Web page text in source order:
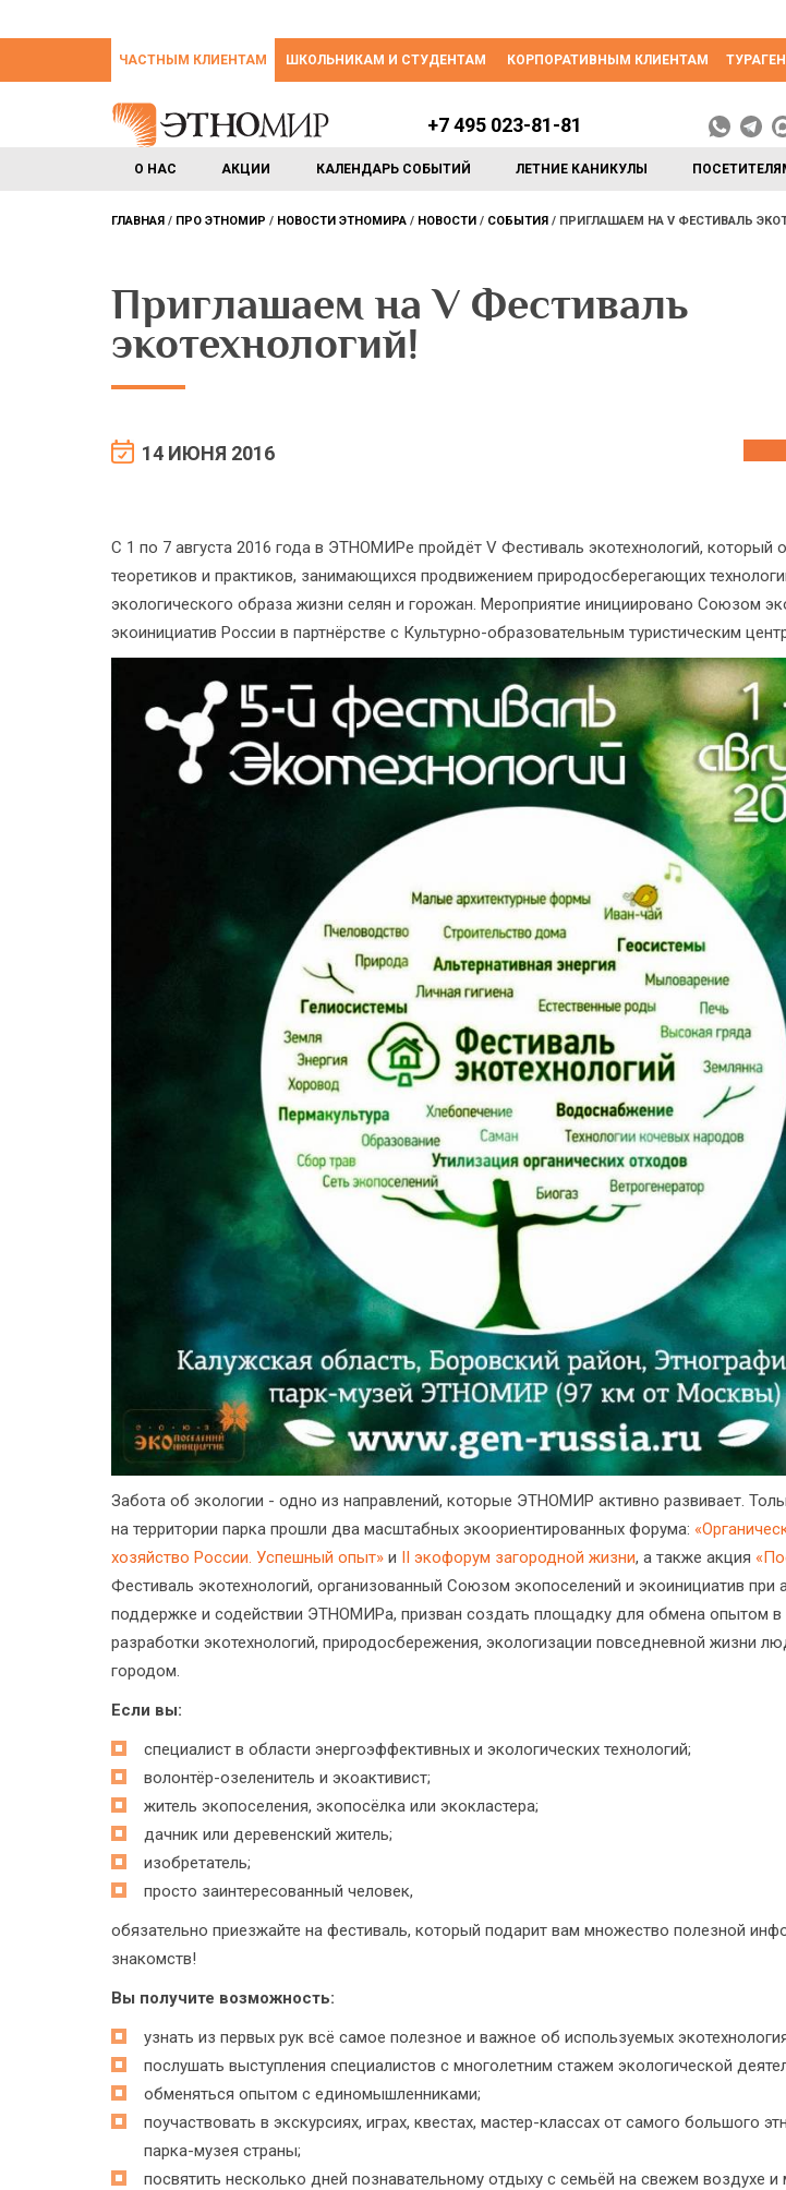
ЧАСТНЫМ КЛИЕНТАМ ШКОЛЬНИКАМ И СТУДЕНТАМ КОРПОРАТИВНЫМ КЛИЕНТАМ
О НАС АКЦИИ КАЛЕНДАРЬ СОБЫТИЙ ЛЕТНИЕ КАНИКУЛЫ
+7 495 023-81-81
ГЛАВНАЯ ПРО ЭТНОМИР НОВОСТИ ЭТНОМИРА НОВОСТИ СОБЫТИЯ ПРИГЛАШАЕМ НА V ФЕСТИВАЛЬ
Приглашаем на V Фестиваль
экотехнологий!
14 ИЮНЯ 2016
С 1 по 7 августа 2016 года в ЭТНОМИРе пройдёт V Фестиваль экотехнологий, который
теоретиков и практиков, занимающихся продвижением природосберегающих
экологического образа жизни селян и горожан. Мероприятие инициировано Союзом
экоинициатив России в партнёрстве с Культурно-образовательным туристическим
Забота об экологии - одно из направлений, которые ЭТНОМИР активно развивает.
на территории парка прошли два масштабных экоориентированных форума:
хозяйство России. Успешный опыт» и II экофорум загородной жизни, а также акция
Фестиваль экотехнологий, организованный Союзом экопоселений и экоинициатив при
поддержке и содействии ЭТНОМИРа, призван создать площадку для обмена опытом в
разработки экотехнологий, природосбережения, экологизации повседневной жизни
городом.
Если вы:
специалист в области энергоэффективных и экологических технологий;
волонтёр-озеленитель и экоактивист;
житель экопоселения, экопосёлка или экокластера;
дачник или деревенский житель;
изобретатель;
просто заинтересованный человек,
обязательно приезжайте на фестиваль, который подарит вам множество полезной
знакомств!
Вы получите возможность:
узнать из первых рук всё самое полезное и важное об используемых
послушать выступления специалистов с многолетним стажем экологической
обменяться опытом с единомышленниками;
поучаствовать в экскурсиях, играх, квестах, мастер-классах от самого большого
парка-музея страны;
посвятить несколько дней познавательному отдыху с семьёй на свежем воздухе и